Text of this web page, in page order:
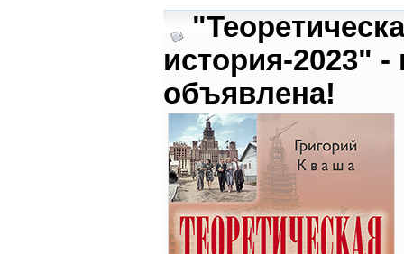
история-2023" -
объявлена!